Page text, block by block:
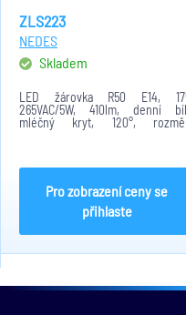
ZLS223
NEDES
Skladem
LED žárovka R50 E14,
265VAC/5W, 410lm, denní
mléčný kryt, 120°,
50x88mm
Pro zobrazení ceny se
přihlaste